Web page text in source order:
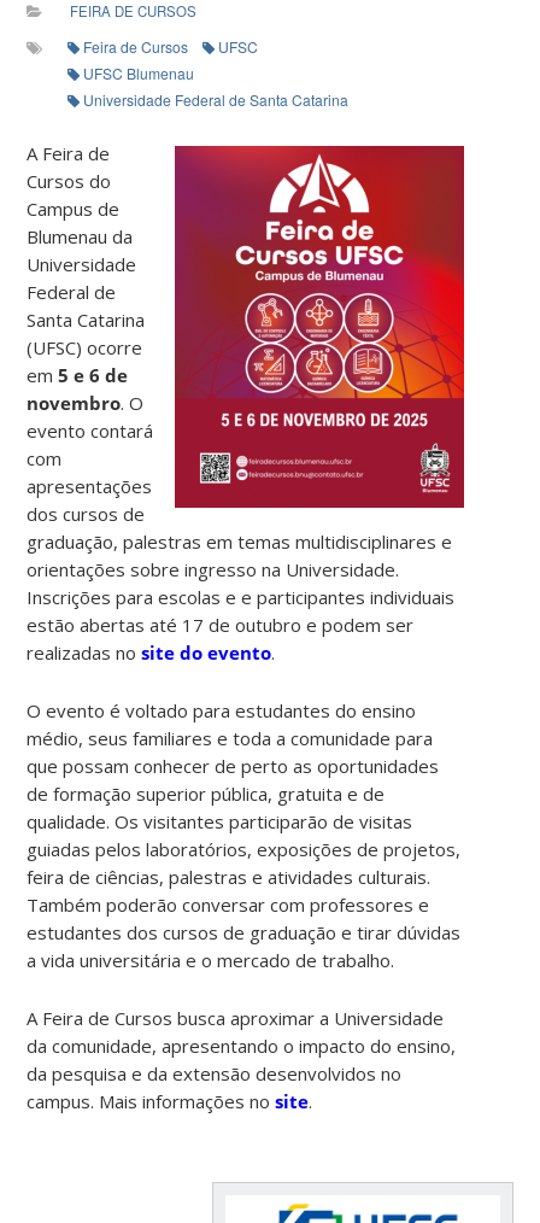
FEIRA DE CURSOS
Feira de Cursos
UFSC
UFSC Blumenau
Universidade Federal de Santa Catarina
A Feira de
Cursos do
Campus de
Blumenau da
Universidade
Federal de
Santa Catarina
(UFSC) ocorre
em5 e 6 de
novembro. O
evento contará
com
apresentações
dos cursos de
graduação, palestras em temas multidisciplinares e
orientações sobre ingresso na Universidade.
Inscrições para escolas e e participantes individuais
estão abertas até 17 de outubro e podem ser
realizadas no site do evento.
O evento é voltado para estudantes do ensino
médio, seus familiares e toda a comunidade para
que possam conhecer de perto as oportunidades
de formação superior pública, gratuita e de
qualidade. Os visitantes participarão de visitas
guiadas pelos laboratórios, exposições de projetos,
feira de ciências, palestras e atividades culturais.
Também poderão conversar com professores e
estudantes dos cursos de graduação e tirar dúvidas
a vida universitária e o mercado de trabalho.
A Feira de Cursos busca aproximar a Universidade
da comunidade, apresentando o impacto do ensino,
da pesquisa e da extensão desenvolvidos no
campus. Mais informações nosite.